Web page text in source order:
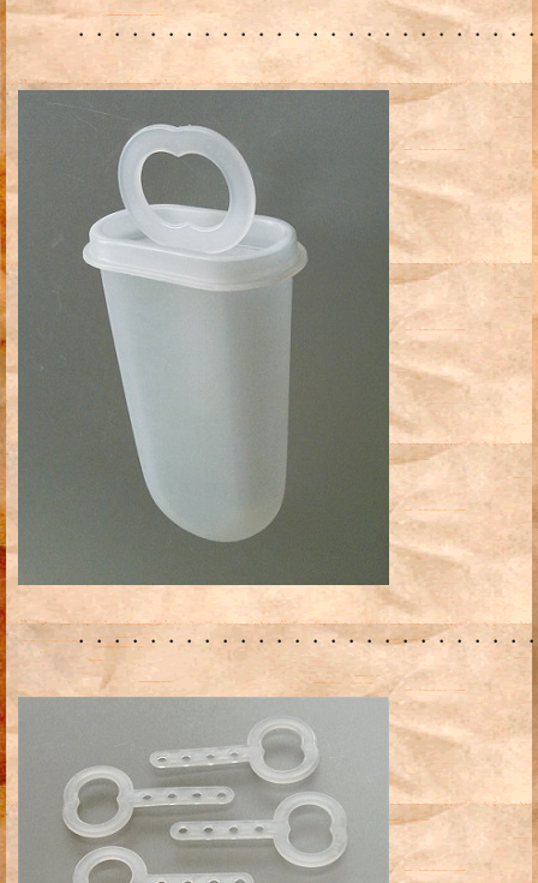
・・・・・・・・・・・・・・・・・・・・・・・・・・
・・・・・・・・・・・・・・・・・・・・・・・・・・